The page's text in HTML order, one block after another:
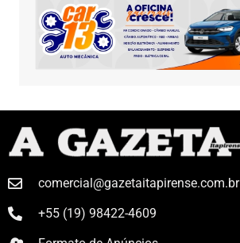
comercial@gazetaitapirense.com.br
+55 (19) 98422-4609